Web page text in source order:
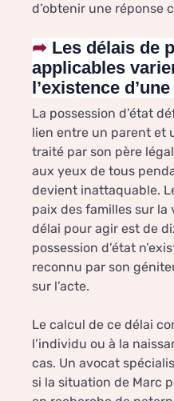
d’obtenir une réponse
Les délais de
applicables
l’existence
La possession d’état
lien entre un parent et
traité par son père
aux yeux de tous
devient inattaquable.
paix des familles sur
délai pour agir est de
possession d’état
reconnu par son
sur l’acte.
Le calcul de ce délai
l’individu ou à la
cas. Un avocat
si la situation de Marc